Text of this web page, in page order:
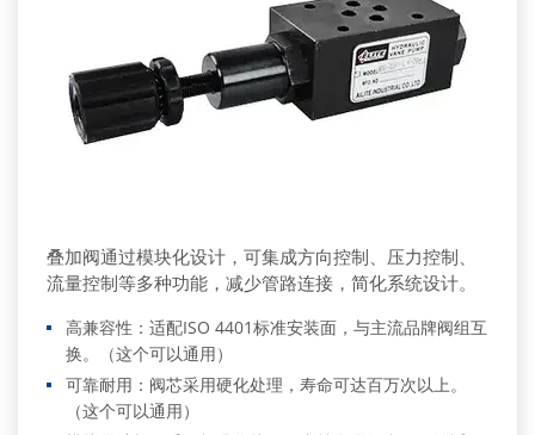
叠加阀通过模块化设计，可集成方向控制、压力控制、
流量控制等多种功能，减少管路连接，简化系统设计。
高兼容性：适配ISO 4401标准安装面，与主流品牌阀组互
换。（这个可以通用）
可靠耐用：阀芯采用硬化处理，寿命可达百万次以上。
（这个可以通用）